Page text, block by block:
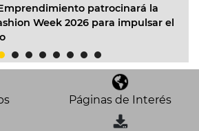
patrocinará la
Week 2026 para impulsar el
Páginas de Interés